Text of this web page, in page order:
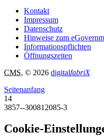
Kontakt
Impressum
Datenschutz
Hinweise zum
Informationspflichten
Öffnungszeiten
CMS, © 2026 digitalfabriX
Seitenanfang
14
3857--300812085-3
Cookie-